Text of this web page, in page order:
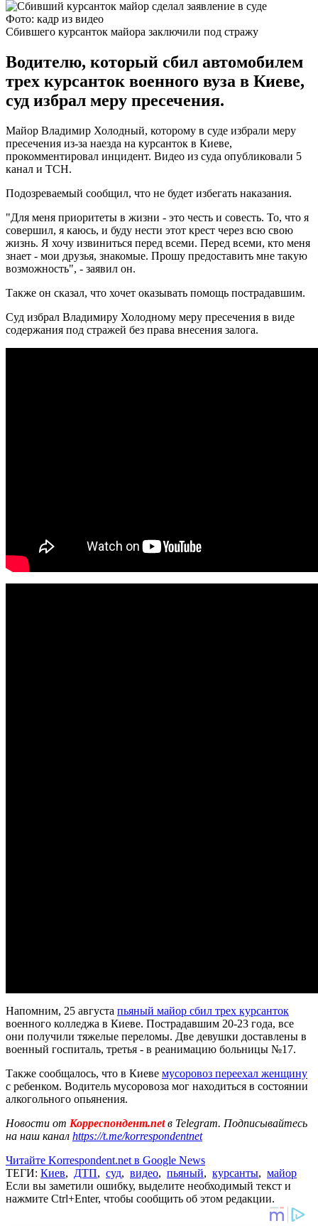
Фото: кадр из видео
Сбившего курсанток майора заключили под стражу
Водителю, который сбил автомобилем
трех курсанток военного вуза в Киеве,
суд избрал меру пресечения.
Майор Владимир Холодный, которому в суде избрали меру
пресечения из-за наезда на курсанток в Киеве,
прокомментировал инцидент. Видео из суда опубликовали 5
канал и ТСН.
Подозреваемый сообщил, что не будет избегать наказания.
"Для меня приоритеты в жизни - это честь и совесть. То, что я
совершил, я каюсь, и буду нести этот крест через всю свою
жизнь. Я хочу извиниться перед всеми. Перед всеми, кто меня
знает - мои друзья, знакомые. Прошу предоставить мне такую
возможность", - заявил он.
Также он сказал, что хочет оказывать помощь пострадавшим.
Суд избрал Владимиру Холодному меру пресечения в виде
содержания под стражей без права внесения залога.
Напомним, 25 августа пьяный майор сбил трех курсанток
военного колледжа в Киеве. Пострадавшим 20-23 года, все
они получили тяжелые переломы. Две девушки доставлены в
военный госпиталь, третья - в реанимацию больницы №17.
Также сообщалось, что в Киеве мусоровоз переехал женщину
с ребенком. Водитель мусоровоза мог находиться в состоянии
алкогольного опьянения.
Новости от Корреспондент.netв Telegram. Подписывайтесь
на наш канал https://t.me/korrespondentnet
Читайте Korrespondent.net в Google News
ТЕГИ: Киев, ДТП, суд, видео, пьяный, курсанты, майор
Если вы заметили ошибку, выделите необходимый текст и
нажмите Ctrl+Enter, чтобы сообщить об этом редакции.